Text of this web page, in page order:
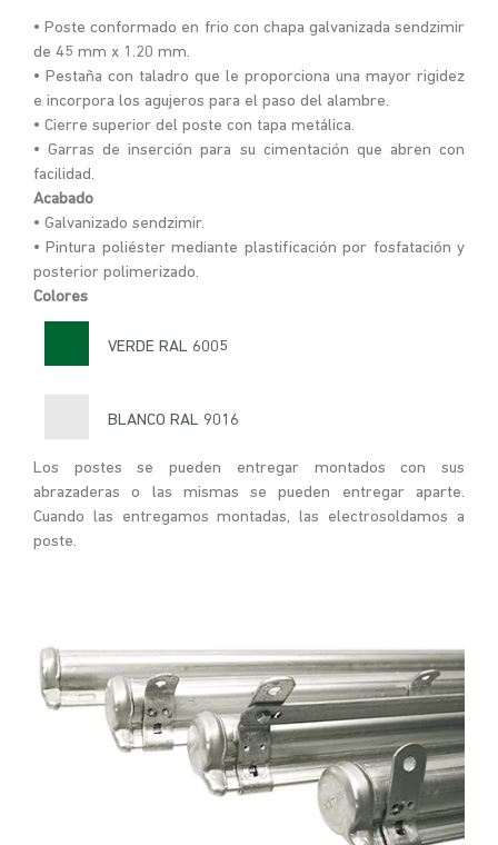
• Poste conformado en frio con chapa galvanizada sendzimir
de 45 mm x 1.20 mm.
• Pestaña con taladro que le proporciona una mayor rigidez
e incorpora los agujeros para el paso del alambre.
• Cierre superior del poste con tapa metálica.
• Garras de inserción para su cimentación que abren con
facilidad.
Acabado
• Galvanizado sendzimir.
• Pintura poliéster mediante plastificación por fosfatación y
posterior polimerizado.
Colores
VERDE RAL 6005
BLANCO RAL 9016
Los postes se pueden entregar montados con sus
abrazaderas o las mismas se pueden entregar aparte.
Cuando las entregamos montadas, las electrosoldamos a
poste.